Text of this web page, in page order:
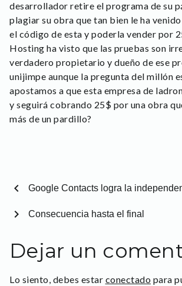
desarrollador retire el programa de su
plagiar su obra que tan bien le ha
el código de esta y poderla vender por
Hosting ha visto que las pruebas son
verdadero propietario y dueño de ese
unijimpe aunque la pregunta del millón
apostamos a que esta empresa de
y seguirá cobrando 25$ por una obra
más de un pardillo?
chevron_left Google Contacts logra la
Consecuencia hasta el final
chevron_right
Dejar un
Lo siento, debes estar conectado para